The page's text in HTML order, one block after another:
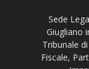
Sede
Giugliano
Tribunale
Fiscale,